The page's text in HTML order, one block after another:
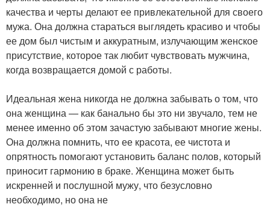
качества и черты делают ее привлекательной для своего
мужа. Она должна стараться выглядеть красиво и чтобы
ее дом был чистым и аккуратным, излучающим женское
присутствие, которое так любит чувствовать мужчина,
когда возвращается домой с работы.
Идеальная жена никогда не должна забывать о том, что
она женщина — как банально бы это ни звучало, тем не
менее именно об этом зачастую забывают многие жены.
Она должна помнить, что ее красота, ее чистота и
опрятность помогают установить баланс полов, который
приносит гармонию в браке. Женщина может быть
искренней и послушной мужу, что безусловно
необходимо, но она не